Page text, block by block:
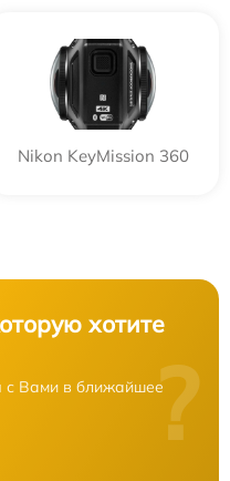
Nikon KeyMission 360
хотите
с Вами в ближайшее?